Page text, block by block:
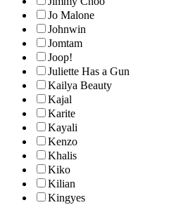
Jo Malone
Johnwin
Jomtam
Joop!
Juliette Has a Gun
Kailya Beauty
Kajal
Karite
Kayali
Kenzo
Khalis
Kiko
Kilian
Kingyes